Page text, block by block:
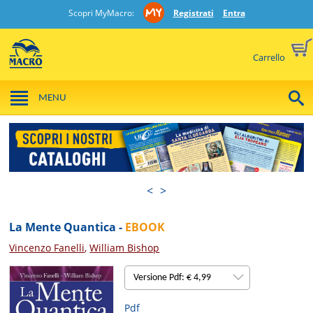
Scopri MyMacro: Registrati Entra
Carrello
MENU
< >
La Mente Quantica - EBOOK
Vincenzo Fanelli,William Bishop
Versione Pdf: € 4,99
Pdf